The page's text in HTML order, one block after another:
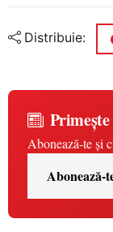
Distribuie:
Abonează-te și
Abonează-